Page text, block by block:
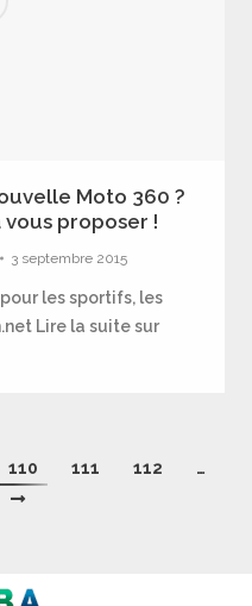
Moto 360 ?
proposer !
3 septembre 2015
les sportifs, les
Lire la suite sur
110 111 112
…